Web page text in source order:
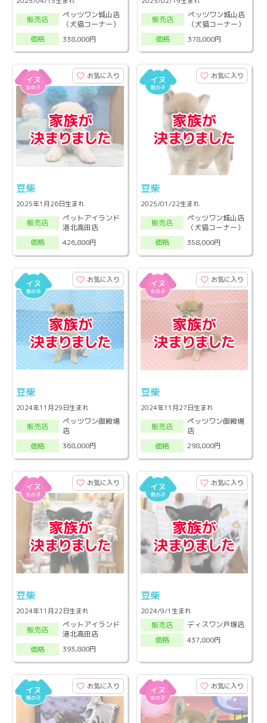
販売店
ペッツワン城山店
（犬猫コーナー）
価格
338,000円
販売店
ペッツワン城山店
（犬猫コーナー）
価格
378,000円
お気に入り
豆柴
2025年1月26日生まれ
販売店
ペットアイランド
港北高田店
価格
426,800円
お気に入り
豆柴
2025/01/22生まれ
販売店
ペッツワン城山店
（犬猫コーナー）
価格
358,000円
お気に入り
豆柴
2024年11月29日生まれ
販売店
ペッツワン御殿場
店
価格
368,000円
お気に入り
豆柴
2024年11月27日生まれ
販売店
ペッツワン御殿場
店
価格
298,000円
お気に入り
豆柴
2024年11月22日生まれ
販売店
ペットアイランド
港北高田店
価格
393,800円
お気に入り
豆柴
2024/9/1生まれ
販売店
ディスワン戸塚店
価格
437,800円
お気に入り お気に入り